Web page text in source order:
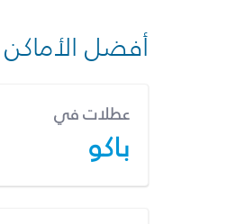
أفضل الأماكن
عطلات في
باكو